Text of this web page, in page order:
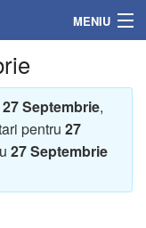
MENIU
27 Septembrie,
pentru 27
27 Septembrie